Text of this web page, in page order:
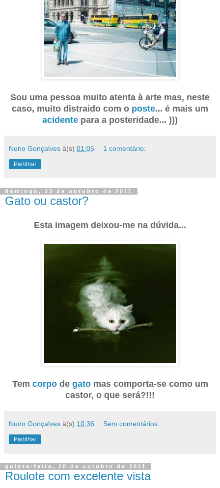
Sou uma pessoa muito atenta à arte mas, neste
caso, muito distraído com o poste... é mais um
acidente para a posteridade... )))
Nuno Gonçalves à(s) 01:05 1 comentário:
Partilhar
domingo, 23 de outubro de 2011
Gato ou castor?
Esta imagem deixou-me na dúvida...
Tem corpode gatomas comporta-se como um
castor, o que será?!!!
Nuno Gonçalves à(s) 10:36 Sem comentários:
Partilhar
quinta-feira, 20 de outubro de 2011
Roulote com excelente vista